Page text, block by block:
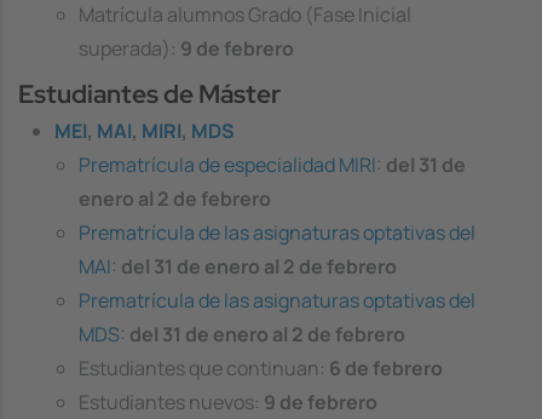
Matrícula alumnos Grado (Fase Inicial
superada): 9 de febrero
Estudiantes de Máster
MEI, MAI, MIRI, MDS
Prematrícula de especialidad MIRI: del 31 de
enero al 2 de febrero
Prematrícula de las asignaturas optativas del
MAI: del 31 de enero al 2 de febrero
Prematrícula de las asignaturas optativas del
MDS: del 31 de enero al 2 de febrero
Estudiantes que continuan: 6 de febrero
Estudiantes nuevos: 9 de febrero